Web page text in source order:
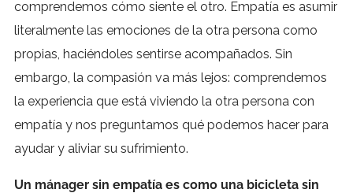
comprendemos cómo siente el otro. Empatía es asumir
literalmente las emociones de la otra persona como
propias, haciéndoles sentirse acompañados. Sin
embargo, la compasión va más lejos: comprendemos
la experiencia que está viviendo la otra persona con
empatía y nos preguntamos qué podemos hacer para
ayudar y aliviar su sufrimiento.
Un mánager sin empatía es como una bicicleta sin